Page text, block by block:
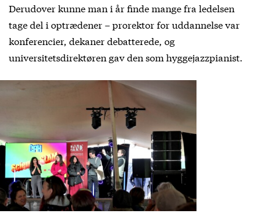
Derudover kunne man i år finde mange fra ledelsen
tage del i optrædener – prorektor for uddannelse var
konferencier, dekaner debatterede, og
universitetsdirektøren gav den som hyggejazzpianist.